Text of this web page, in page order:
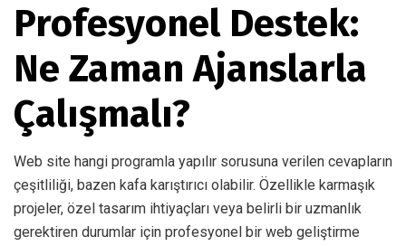
Profesyonel Destek:
Ne Zaman Ajanslarla
Çalışmalı?
Web site hangi programla yapılır sorusuna verilen cevapların
çeşitliliği, bazen kafa karıştırıcı olabilir. Özellikle karmaşık
projeler, özel tasarım ihtiyaçları veya belirli bir uzmanlık
gerektiren durumlar için profesyonel bir web geliştirme